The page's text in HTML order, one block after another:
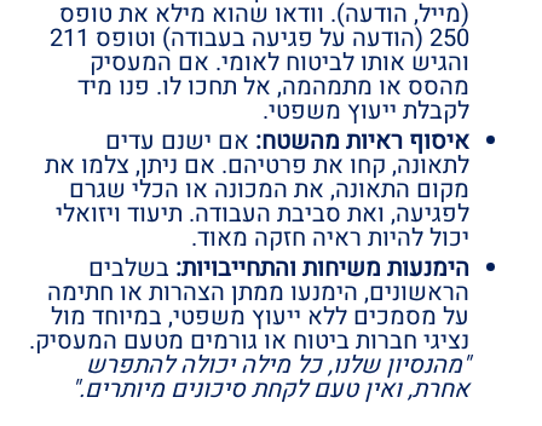
(מייל, הודעה). וודאו שהוא מילא את טופס
250 (הודעה על פגיעה בעבודה) וטופס 211
והגיש אותו לביטוח לאומי. אם המעסיק
מהסס או מתמהמה, אל תחכו לו. פנו מיד
לקבלת ייעוץ משפטי.
איסוף ראיות מהשטח: אם ישנם עדים
לתאונה, קחו את פרטיהם. אם ניתן, צלמו את
מקום התאונה, את המכונה או הכלי שגרם
לפגיעה, ואת סביבת העבודה. תיעוד ויזואלי
יכול להיות ראיה חזקה מאוד.
הימנעות משיחות והתחייבויות: בשלבים
הראשונים, הימנעו ממתן הצהרות או חתימה
על מסמכים ללא ייעוץ משפטי, במיוחד מול
נציגי חברות ביטוח או גורמים מטעם המעסיק.
"מהנסיון שלנו, כל מילה יכולה להתפרש
אחרת, ואין טעם לקחת סיכונים מיותרים."